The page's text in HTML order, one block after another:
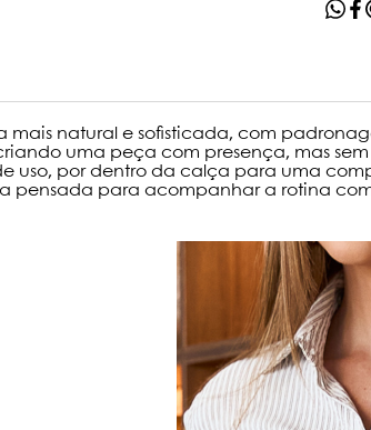
mais natural e sofisticada, com
uma peça com presença, mas sem
uso, por dentro da calça para uma
pensada para acompanhar a rotina